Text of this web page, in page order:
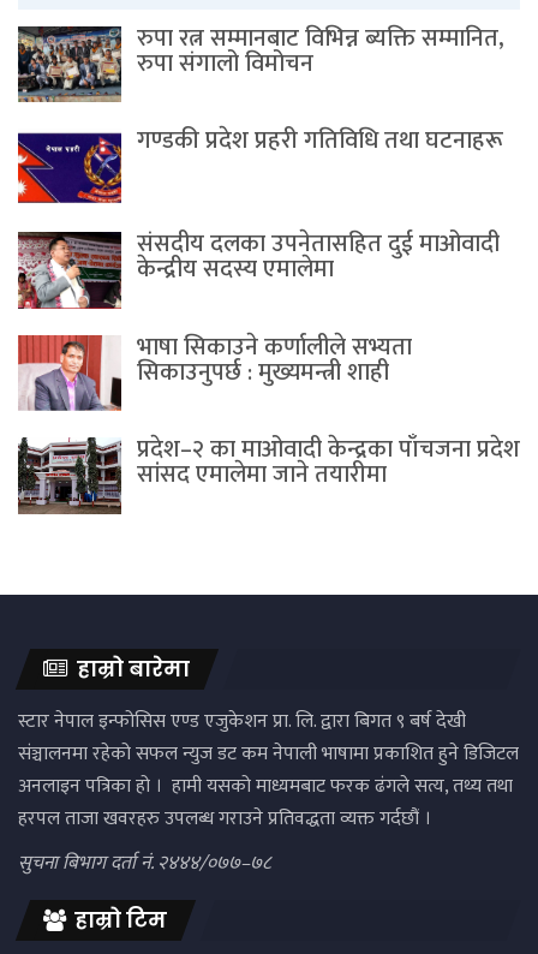
रुपा रत्न सम्मानबाट विभिन्न ब्यक्ति सम्मानित,
रुपा संगालो विमोचन
गण्डकी प्रदेश प्रहरी गतिविधि तथा घटनाहरू
संसदीय दलका उपनेतासहित दुई माओवादी
केन्द्रीय सदस्य एमालेमा
भाषा सिकाउने कर्णालीले सभ्यता
सिकाउनुपर्छ : मुख्यमन्त्री शाही
प्रदेश–२ का माओवादी केन्द्रका पाँचजना प्रदेश
सांसद एमालेमा जाने तयारीमा
हाम्रो बारेमा
स्टार नेपाल इन्फोसिस एण्ड एजुकेशन प्रा. लि. द्वारा बिगत ९ बर्ष देखी
संञ्चालनमा रहेको सफल न्युज डट कम नेपाली भाषामा प्रकाशित हुने डिजिटल
अनलाइन पत्रिका हो । हामी यसको माध्यमबाट फरक ढंगले सत्य, तथ्य तथा
हरपल ताजा खवरहरु उपलब्ध गराउने प्रतिवद्धता व्यक्त गर्दछौं ।
सुचना बिभाग दर्ता नं. २४४४/०७७–७८
हाम्रो टिम